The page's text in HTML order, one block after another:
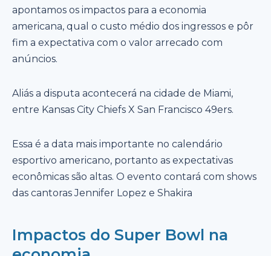
apontamos os impactos para a economia
americana, qual o custo médio dos ingressos e pôr
fim a expectativa com o valor arrecado com
anúncios.
Aliás a disputa acontecerá na cidade de Miami,
entre Kansas City Chiefs X San Francisco 49ers.
Essa é a data mais importante no calendário
esportivo americano, portanto as expectativas
econômicas são altas. O evento contará com shows
das cantoras Jennifer Lopez e Shakira
Impactos do Super Bowl na